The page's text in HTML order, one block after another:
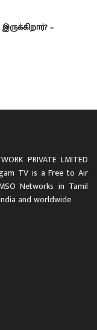
–
PRIVATE LMITED
TV is a Free to Air
Networks in Tamil
and worldwide.